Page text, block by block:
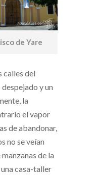
de Yare
calles del
y un
la
el vapor
de abandonar,
no se veían
de la
casa-taller